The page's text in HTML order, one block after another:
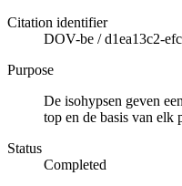
Citation identifier
DOV-be /d1ea13c2-
Purpose
De isohypsen geven
top en de basis van elk
Status
Completed